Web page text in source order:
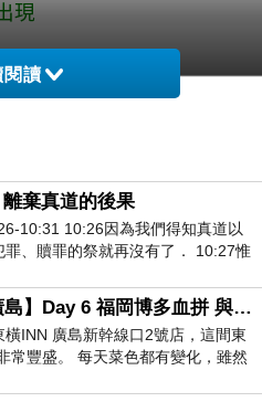
現
手指
的臉
絲
沙沙聲
閱讀
棄真道的後果
10:31 10:26因為我們得知真道以
罪、贖罪的祭就再沒有了． 10:27惟
和那燒滅眾敵人的烈火
【2026-6廣島】Day 6 福岡博多血拼 與機場接送少年司機深夜對談
橫INN 廣島新幹線口2號店，這間東
常豐盛。 每天菜色都有變化，雖然
出料理包加熱，但